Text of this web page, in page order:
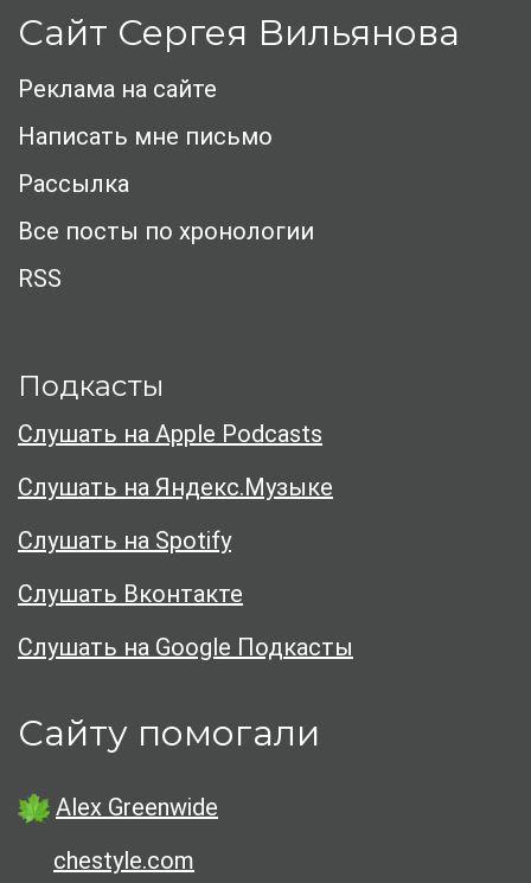
Сайт Сергея Вильянова
Реклама на сайте
Написать мне письмо
Рассылка
Все посты по хронологии
RSS
Подкасты
Слушать на Apple Podcasts
Слушать на Яндекс.Музыке
Слушать на Spotify
Слушать Вконтакте
Слушать на Google Подкасты
Сайту помогали
Alex Greenwide
chestyle.com